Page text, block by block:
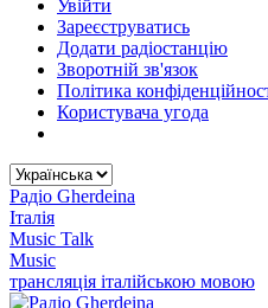
Увійти
Зареєструватись
Додати радіостанцію
Зворотній зв'язок
Політика
Користувача угода
Радіо Gherdeina
Італія
Music Talk
Music
трансляція італійською мовою